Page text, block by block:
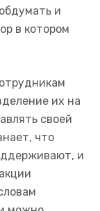
и
в котором
их на
своей
что
и